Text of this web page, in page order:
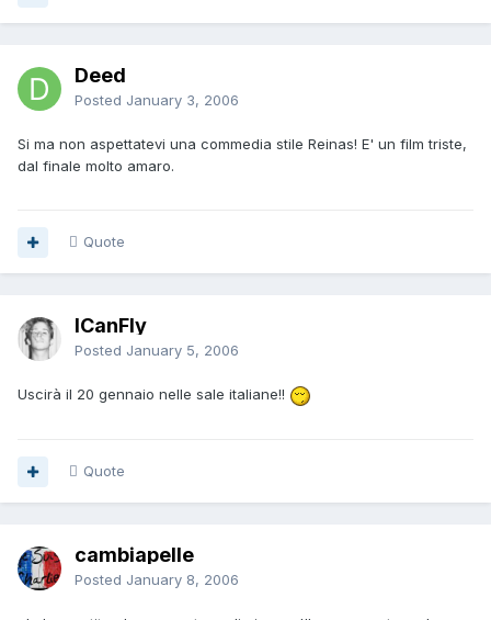
Deed
Posted January 3, 2006
Si ma non aspettatevi una commedia stile Reinas! E' un film triste,
dal finale molto amaro.
Quote
ICanFly
Posted January 5, 2006
Uscirà il 20 gennaio nelle sale italiane!!
Quote
cambiapelle
Posted January 8, 2006